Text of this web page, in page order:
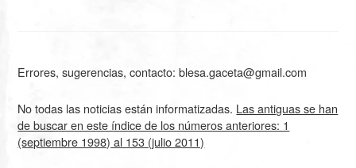
Errores, sugerencias, contacto: blesa.gaceta@gmail.com
No todas las noticias están informatizadas. Las antiguas se han
de buscar en este índice de los números anteriores: 1
(septiembre 1998) al 153 (julio 2011)